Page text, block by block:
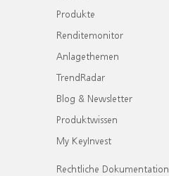
Produkte
Renditemonitor
Anlagethemen
TrendRadar
Blog & Newsletter
Produktwissen
My KeyInvest
Rechtliche Dokumentation